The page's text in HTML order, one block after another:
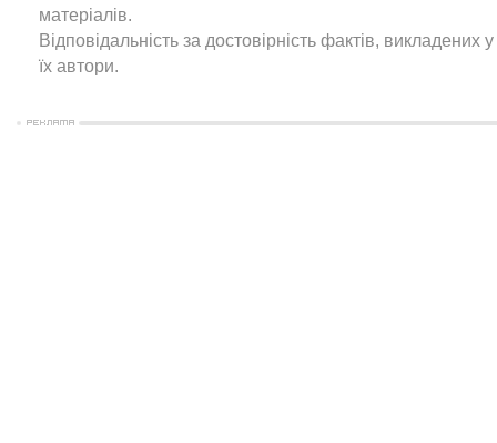
матеріалів.
Відповідальність за достовірність фактів, викладених
їх автори.